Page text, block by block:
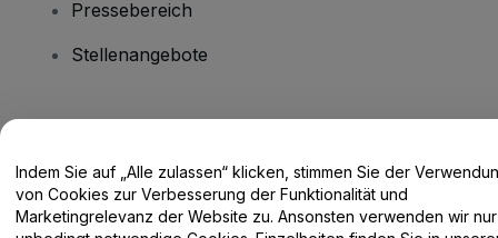
Pressebereich
Stellenangebote
Hilfe-Center / Kontakt
Indem Sie auf „Alle zulassen“ klicken, stimmen Sie der
von Cookies zur Verbesserung der Funktionalität und
Marketingrelevanz der Website zu. Ansonsten verwenden wir nur